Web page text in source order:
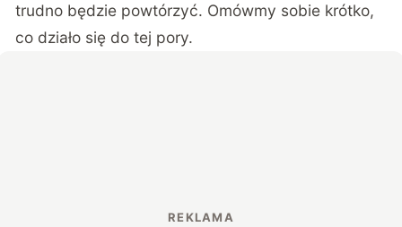
trudno będzie powtórzyć. Omówmy sobie krótko,
co działo się do tej pory.